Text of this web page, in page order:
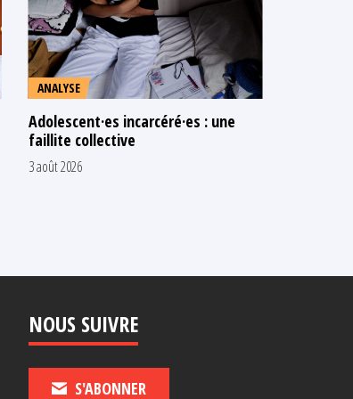
ANALYSE
Adolescent·es incarcéré·es : une
faillite collective
3 août 2026
NOUS SUIVRE
S'ABONNER